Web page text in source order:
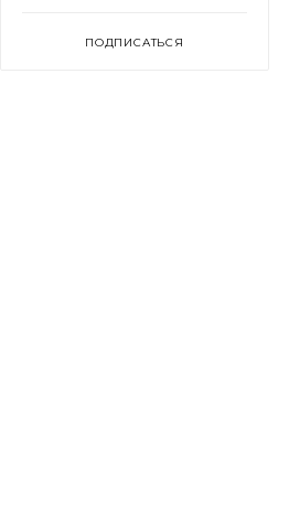
ПОДПИСАТЬСЯ